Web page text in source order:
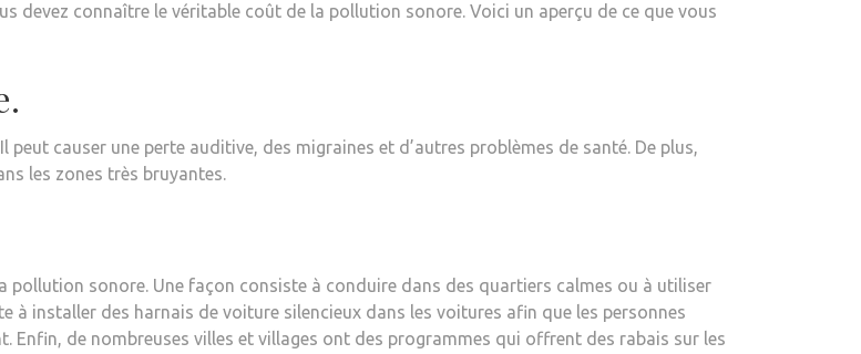
devez connaître le véritable coût de la pollution sonore. Voici un aperçu de ce que vous
causer une perte auditive, des migraines et d’autres problèmes de santé. De plus,
les zones très bruyantes.
pollution sonore. Une façon consiste à conduire dans des quartiers calmes ou à utiliser
à installer des harnais de voiture silencieux dans les voitures afin que les personnes
Enfin, de nombreuses villes et villages ont des programmes qui offrent des rabais sur les